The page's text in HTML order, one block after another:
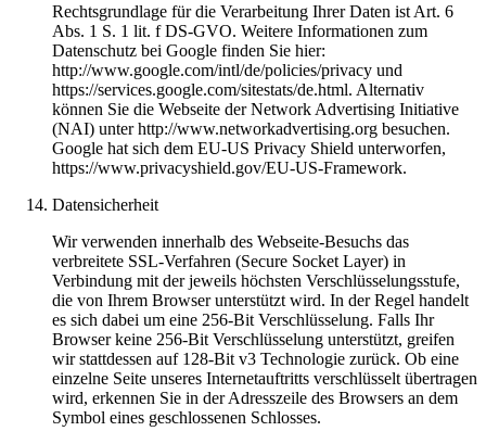
Rechtsgrundlage für die Verarbeitung Ihrer Daten ist Art. 6
Abs. 1 S. 1 lit. f DS-GVO. Weitere Informationen zum
Datenschutz bei Google finden Sie hier:
http://www.google.com/intl/de/policies/privacy und
https://services.google.com/sitestats/de.html. Alternativ
können Sie die Webseite der Network Advertising Initiative
(NAI) unter http://www.networkadvertising.org besuchen.
Google hat sich dem EU-US Privacy Shield unterworfen,
https://www.privacyshield.gov/EU-US-Framework.
Datensicherheit
Wir verwenden innerhalb des Webseite-Besuchs das
verbreitete SSL-Verfahren (Secure Socket Layer) in
Verbindung mit der jeweils höchsten Verschlüsselungsstufe,
die von Ihrem Browser unterstützt wird. In der Regel handelt
es sich dabei um eine 256-Bit Verschlüsselung. Falls Ihr
Browser keine 256-Bit Verschlüsselung unterstützt, greifen
wir stattdessen auf 128-Bit v3 Technologie zurück. Ob eine
einzelne Seite unseres Internetauftritts verschlüsselt übertragen
wird, erkennen Sie in der Adresszeile des Browsers an dem
Symbol eines geschlossenen Schlosses.